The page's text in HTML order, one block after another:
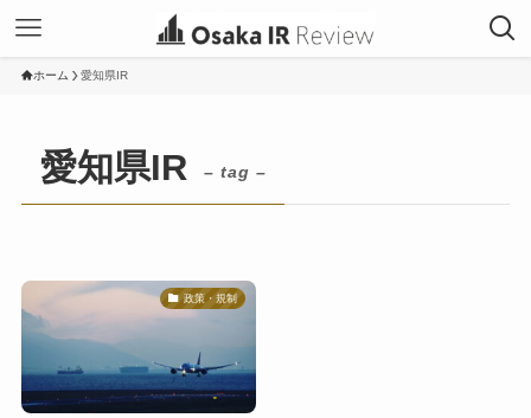
ホーム 愛知県IR
愛知県IR – tag –
政策・規制